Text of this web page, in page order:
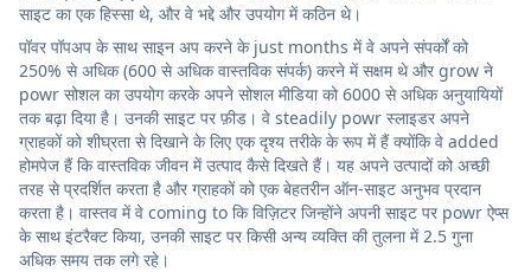
साइट का एक हिस्सा थे, और वे भद्दे और उपयोग में कठिन थे।
पॉवर पॉपअप के साथ साइन अप करने के just months में वे अपने संपर्कों को
250% से अधिक (600 से अधिक वास्तविक संपर्क) करने में सक्षम थे और grow ने
powr सोशल का उपयोग करके अपने सोशल मीडिया को 6000 से अधिक अनुयायियों
तक बढ़ा दिया है। उनकी साइट पर फ़ीड। वे steadily powr स्लाइडर अपने
ग्राहकों को शीघ्रता से दिखाने के लिए एक दृश्य तरीके के रूप में हैं क्योंकि वे added
होमपेज हैं कि वास्तविक जीवन में उत्पाद कैसे दिखते हैं। यह अपने उत्पादों को अच्छी
तरह से प्रदर्शित करता है और ग्राहकों को एक बेहतरीन ऑन-साइट अनुभव प्रदान
करता है। वास्तव में वे coming to कि विज़िटर जिन्होंने अपनी साइट पर powr ऐप्स
के साथ इंटरैक्ट किया, उनकी साइट पर किसी अन्य व्यक्ति की तुलना में 2.5 गुना
अधिक समय तक लगे रहे।